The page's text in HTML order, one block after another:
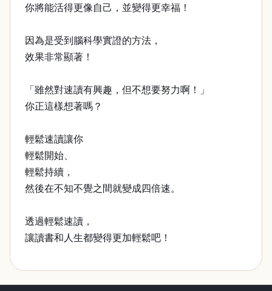
你將能活得更像自己，並變得更幸福！
因為是受到腦科學實證的方法，
效果非常顯著！
「雖然對速讀有興趣，但不想要努力啊！」
你正這樣想著嗎？
輕鬆速讀讓你
輕鬆開始、
輕鬆持續，
然後在不知不覺之間就變成四倍速。
透過輕鬆速讀，
讓讀書和人生都變得更加輕鬆吧！